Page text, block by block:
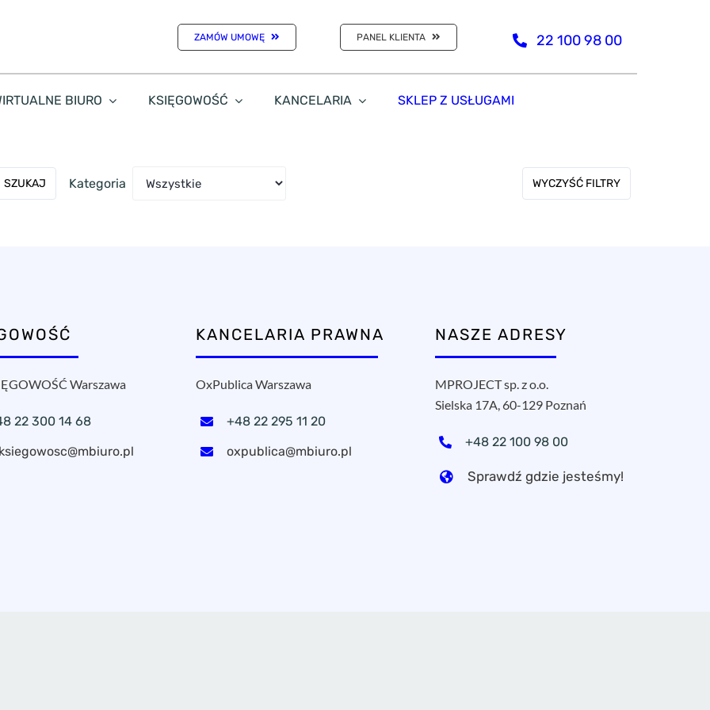
ZAMÓW UMOWĘ PANEL KLIENTA 22 100 98 00
BIURO KSIĘGOWOŚĆ KANCELARIA SKLEP Z USŁUGAMI
SZUKAJ Kategoria WYCZYŚĆ FILTRY
Warszawa
22 300 14 68
KANCELARIA PRAWNA
OxPublica Warszawa
+48 22 295 11 20
oxpublica@mbiuro.pl
NASZE ADRESY
MPROJECT sp. z o.o.
Sielska 17A, 60-129 Poznań
+48 22 100 98 00
Sprawdź gdzie jesteśmy!